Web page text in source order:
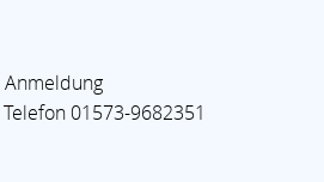
Anmeldung
01573-9682351